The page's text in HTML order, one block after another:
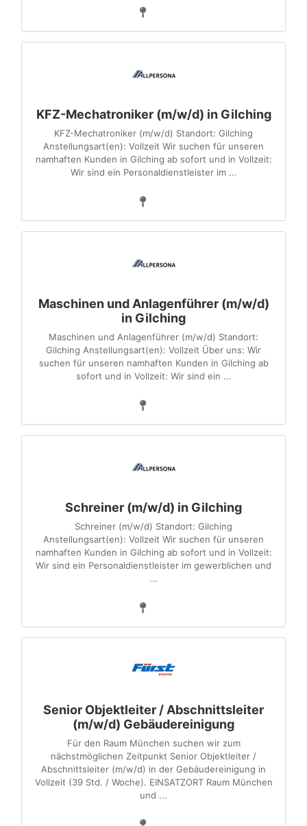
KFZ-Mechatroniker (m/w/d) in Gilching
KFZ-Mechatroniker (m/w/d) Standort: Gilching
Anstellungsart(en): Vollzeit Wir suchen für unseren
namhaften Kunden in Gilching ab sofort und in Vollzeit:
Wir sind ein Personaldienstleister im ...
Maschinen und Anlagenführer (m/w/d)
in Gilching
Maschinen und Anlagenführer (m/w/d) Standort:
Gilching Anstellungsart(en): Vollzeit Über uns: Wir
suchen für unseren namhaften Kunden in Gilching ab
sofort und in Vollzeit: Wir sind ein ...
Schreiner (m/w/d) in Gilching
Schreiner (m/w/d) Standort: Gilching
Anstellungsart(en): Vollzeit Wir suchen für unseren
namhaften Kunden in Gilching ab sofort und in Vollzeit:
Wir sind ein Personaldienstleister im gewerblichen und
...
Senior Objektleiter / Abschnittsleiter
(m/w/d) Gebäudereinigung
Für den Raum München suchen wir zum
nächstmöglichen Zeitpunkt Senior Objektleiter /
Abschnittsleiter (m/w/d) in der Gebäudereinigung in
Vollzeit (39 Std. / Woche). EINSATZORT Raum München
und ...